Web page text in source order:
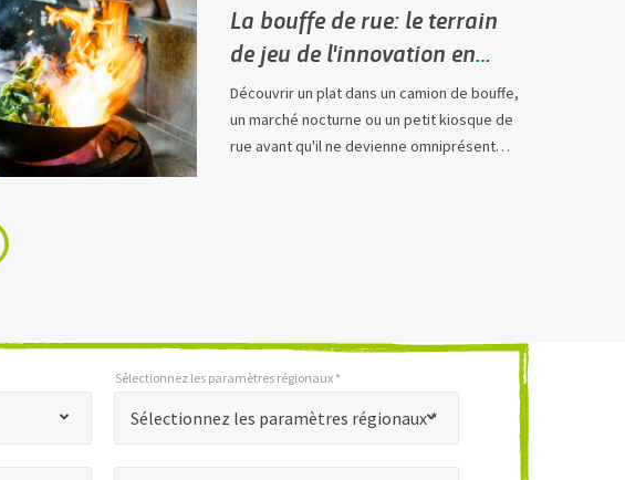
La bouffe de rue: le terrain
de jeu de l'innovation en
2026
Découvrir un plat dans un camion de bouffe,
un marché nocturne ou un petit kiosque de
rue avant qu'il ne devienne omniprésent…
Sélectionnez les paramètres régionaux *
Sélectionnez les paramètres régionaux *